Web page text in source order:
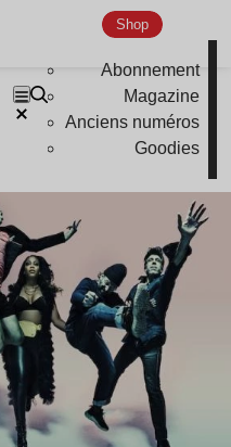
Shop
Abonnement
Magazine
Anciens numéros
Goodies